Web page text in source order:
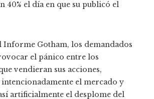
40% el día en que su publicó el
Informe Gotham, los demandados
el pánico entre los
vendieran sus acciones,
el mercado y
artificialmente el desplome del